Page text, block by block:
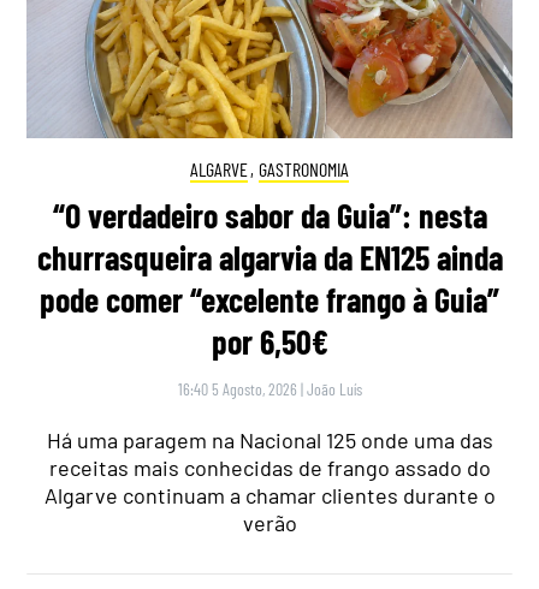
ALGARVE, GASTRONOMIA
“O verdadeiro sabor da Guia”: nesta
churrasqueira algarvia da EN125 ainda
pode comer “excelente frango à Guia”
por 6,50€
16:40 5 Agosto, 2026 |João Luís
Há uma paragem na Nacional 125 onde uma das
receitas mais conhecidas de frango assado do
Algarve continuam a chamar clientes durante o
verão